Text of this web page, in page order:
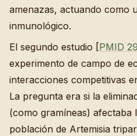
amenazas, actuando como
inmunológico.
El segundo estudio [PMID
experimento de campo de
interacciones competitivas
La pregunta era si la
(como gramíneas) afectaba
población de Artemisia